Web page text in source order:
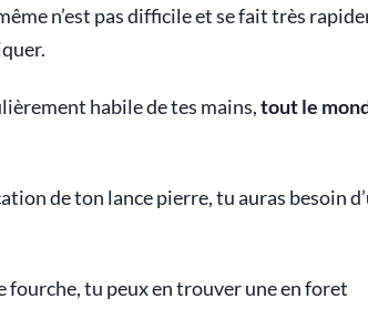
n’est pas difficile et se fait très
habile de tes mains,tout le
de ton lance pierre, tu auras besoin
fourche, tu peux en trouver une en foret